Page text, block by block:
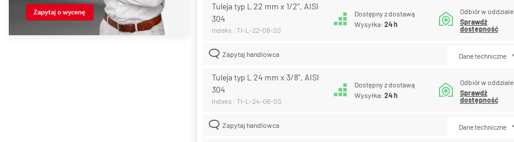
Tuleja typ L 22 mm x 1/2", AISI
304
Indeks : TI-L-22-08-SS
Dostępny z dostawą
Wysyłka:24 h
Odbiór w oddziale
Sprawdź
dostępność
Zapytaj handlowca Dane techniczne
Tuleja typ L 24 mm x 3/8", AISI
304
Indeks : TI-L-24-06-SS
Dostępny z dostawą
Wysyłka:24 h
Odbiór w oddziale
Sprawdź
dostępność
Zapytaj handlowca Dane techniczne